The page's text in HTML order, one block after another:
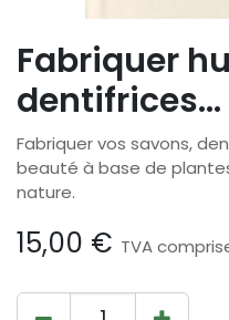
Fabriquer
dentifrices...
Fabriquer vos savons,
beauté à base de
nature.
15,00 € TVA